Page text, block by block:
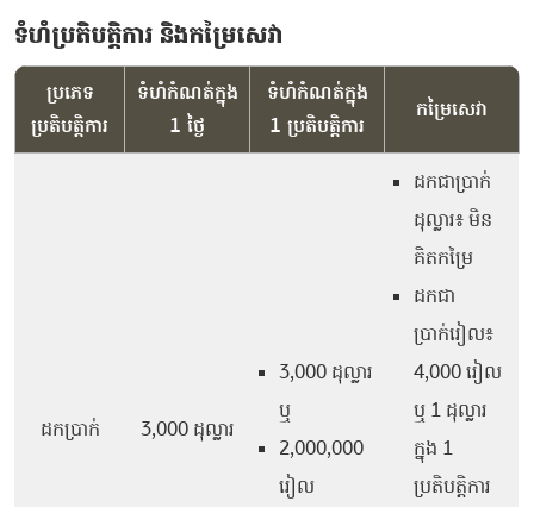
ទំហំប្រតិបត្តិការ និងកម្រៃសេវា
ប្រភេទ
ប្រតិបត្តិការ
ទំហំកំណត់ក្នុង
1 ថ្ងៃ
ទំហំកំណត់ក្នុង
1 ប្រតិបត្តិការ
កម្រៃសេវា
ដកប្រាក់ 3,000 ដុល្លារ
3,000 ដុល្លារ
ឬ
2,000,000
រៀល
ដកជាប្រាក់
ដុល្លារ៖ មិន
គិតកម្រៃ
ដកជា
ប្រាក់រៀល៖
4,000 រៀល
ឬ 1 ដុល្លារ
ក្នុង 1
ប្រតិបត្តិការ